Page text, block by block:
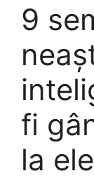
9
fi
la ele